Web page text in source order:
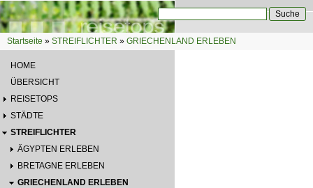
Direkt zum Inhalt
Suchformular
Sie sind hier
Startseite » STREIFLICHTER » GRIECHENLAND ERLEBEN
HOME
ÜBERSICHT
REISETOPS
STÄDTE
STREIFLICHTER
ÄGYPTEN ERLEBEN
BRETAGNE ERLEBEN
GRIECHENLAND ERLEBEN